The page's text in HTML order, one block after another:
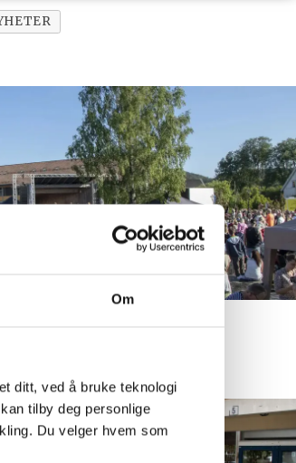
Om
ditt, ved å bruke teknologi
tilby deg personlige
Du velger hvem som